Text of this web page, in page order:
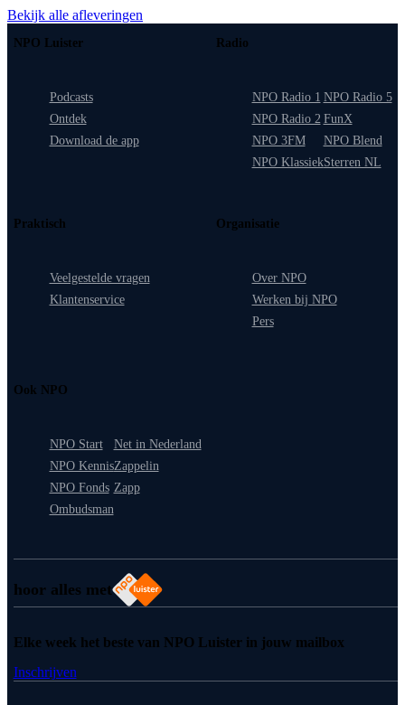
Bekijk alle afleveringen
hoor alles met
NPO Luister
Podcasts
Ontdek
Download de app
Radio
NPO Radio 1
NPO Radio 2
NPO 3FM
NPO Klassiek
NPO Radio 5
FunX
NPO Blend
Sterren NL
Praktisch
Veelgestelde vragen
Klantenservice
Organisatie
Over NPO
Werken bij NPO
Pers
Ook NPO
NPO Start
NPO Kennis
NPO Fonds
Ombudsman
Net in Nederland
Zappelin
Zapp
Elke week het beste van NPO Luister in jouw mailbox
Inschrijven